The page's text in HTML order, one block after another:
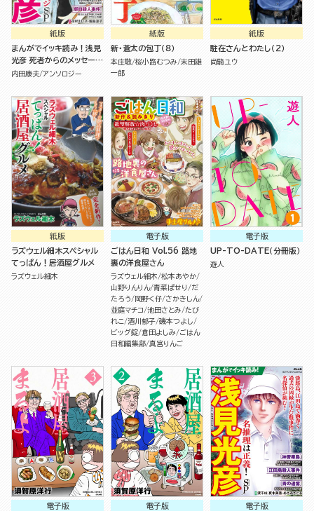
紙版
まんがでイッキ読み！浅見
光彦 死者からのメッセージ
SP
内田康夫 アンソロジー
紙版
新・蒼太の包丁（８）
本庄敬 桜小路むつみ 末田雄
一郎
紙版
駐在さんとわたし（２）
尚騎ユウ
紙版
ラズウェル細木スペシャル
てっぱん！居酒屋グルメ
ラズウェル細木
電子版
ごはん日和 Vol.56 路地
裏の洋食屋さん
ラズウェル細木 松本あやか
山野りんりん 青菜ぱせり
だ
たろう
岡野く仔 さかきしん
並庭マチコ 池田さとみ たび
れこ 酒川郁子 磯本つよし
ビッグ錠 倉田よしみ
ごはん
日和編集部 真宮りんご
電子版
UP-TO-DATE（分冊版）
遊人
電子版
電子版
電子版